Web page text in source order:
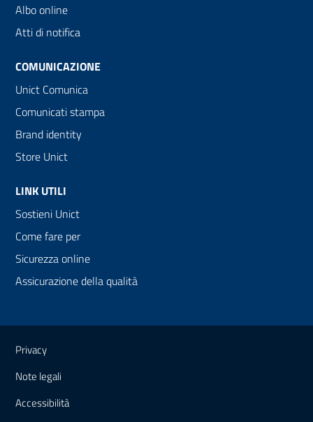
Albo online
Atti di notifica
COMUNICAZIONE
Unict Comunica
Comunicati stampa
Brand identity
Store Unict
LINK UTILI
Sostieni Unict
Come fare per
Sicurezza online
Assicurazione della qualità
Link e informazioni utili
Privacy
Note legali
Accessibilità